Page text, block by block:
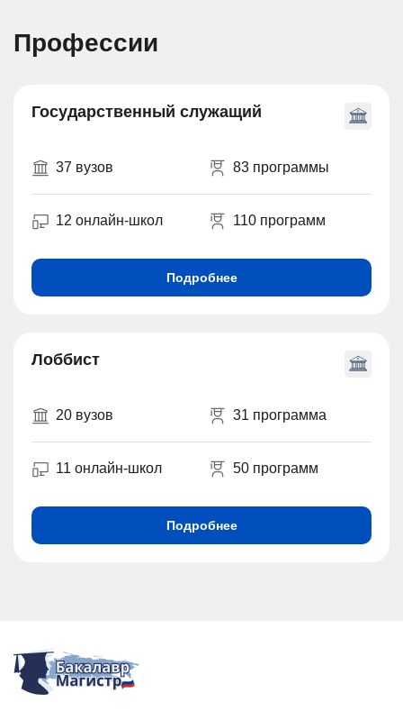
Профессии
Государственный служащий
37 вузов 83 программы
12 онлайн-школ 110 программ
Подробнее
Лоббист
20 вузов 31 программа
11 онлайн-школ 50 программ
Подробнее